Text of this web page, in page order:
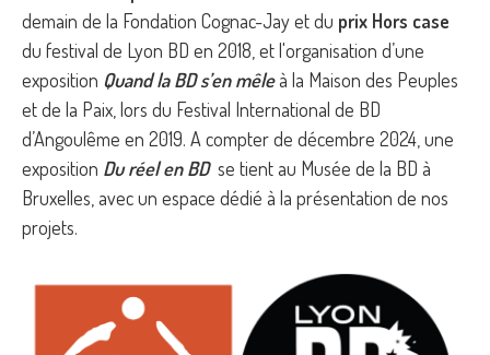
demain de la Fondation Cognac-Jay et du prix Hors case
du festival de Lyon BD en 2018, et l'organisation d’une
exposition Quand la BD s’en mêleà la Maison des Peuples
et de la Paix, lors du Festival International de BD
d’Angoulême en 2019. A compter de décembre 2024, une
exposition Du réel en BD se tient au Musée de la BD à
Bruxelles, avec un espace dédié à la présentation de nos
projets.